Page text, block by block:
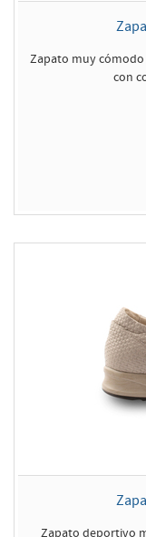
Zapato muy cómodo
con
Zapato deportivo